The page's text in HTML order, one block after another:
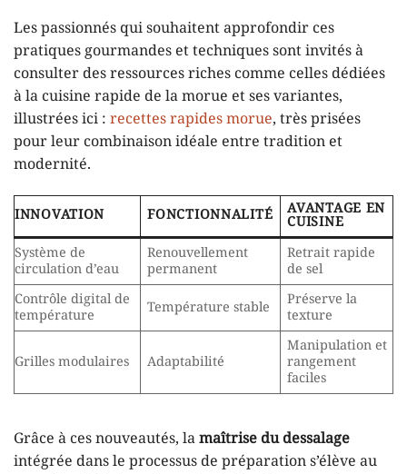
Les passionnés qui souhaitent approfondir ces
pratiques gourmandes et techniques sont invités à
consulter des ressources riches comme celles dédiées
à la cuisine rapide de la morue et ses variantes,
illustrées ici : recettes rapides morue, très prisées
pour leur combinaison idéale entre tradition et
modernité.
INNOVATION FONCTIONNALITÉ
AVANTAGE EN
CUISINE
Système de
circulation d’eau
Renouvellement
permanent
Retrait rapide
de sel
Contrôle digital de
température
Température stable
Préserve la
texture
Grilles modulaires Adaptabilité
Manipulation et
rangement
faciles
Grâce à ces nouveautés, lamaîtrise du dessalage
intégrée dans le processus de préparation s’élève au